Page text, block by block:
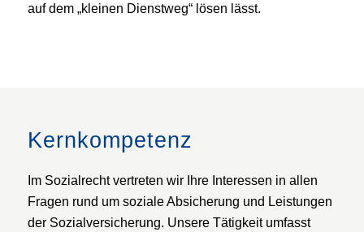
auf dem „kleinen Dienstweg“ lösen lässt.
Kernkompetenz
Im Sozialrecht vertreten wir Ihre Interessen in allen
Fragen rund um soziale Absicherung und Leistungen
der Sozialversicherung. Unsere Tätigkeit umfasst